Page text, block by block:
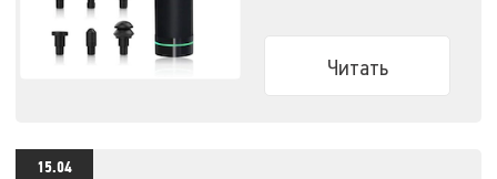
Читать
15.04